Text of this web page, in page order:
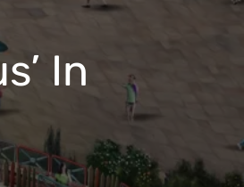
In